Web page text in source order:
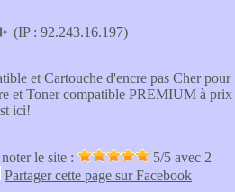
(IP : 92.243.16.197)
et Cartouche d'encre pas Cher pour
et Toner compatible PREMIUM à prix
ici!
le site :
5/5 avec 2
Partager cette page sur Facebook